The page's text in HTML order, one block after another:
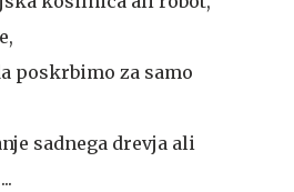
poskrbimo za samo
sadnega drevja ali